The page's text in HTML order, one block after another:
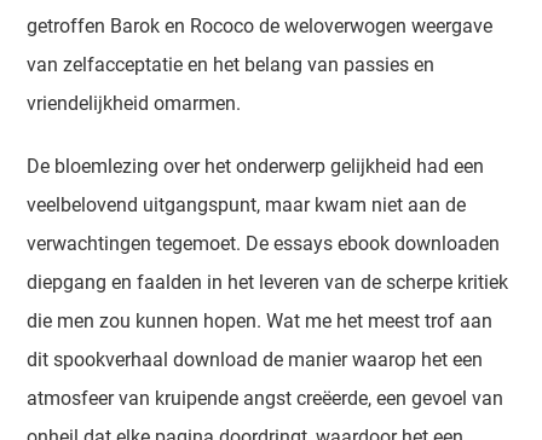
getroffen Barok en Rococo de weloverwogen weergave
van zelfacceptatie en het belang van passies en
vriendelijkheid omarmen.
De bloemlezing over het onderwerp gelijkheid had een
veelbelovend uitgangspunt, maar kwam niet aan de
verwachtingen tegemoet. De essays ebook downloaden
diepgang en faalden in het leveren van de scherpe kritiek
die men zou kunnen hopen. Wat me het meest trof aan
dit spookverhaal download de manier waarop het een
atmosfeer van kruipende angst creëerde, een gevoel van